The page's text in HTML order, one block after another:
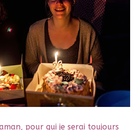
pour qui je serai toujours